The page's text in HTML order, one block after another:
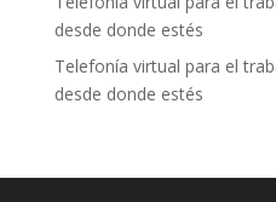
desde donde estés
Telefonía virtual para el
desde donde estés